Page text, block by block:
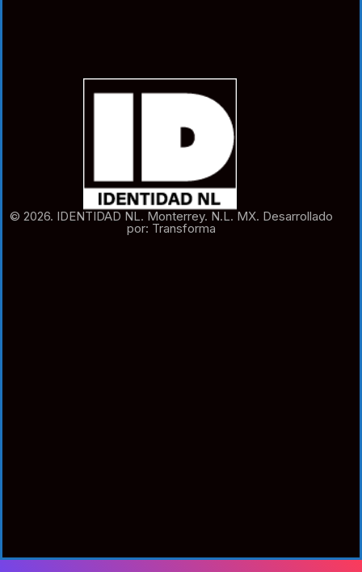
© 2026. IDENTIDAD NL. Monterrey. N.L. MX. Desarrollado
por: Transforma